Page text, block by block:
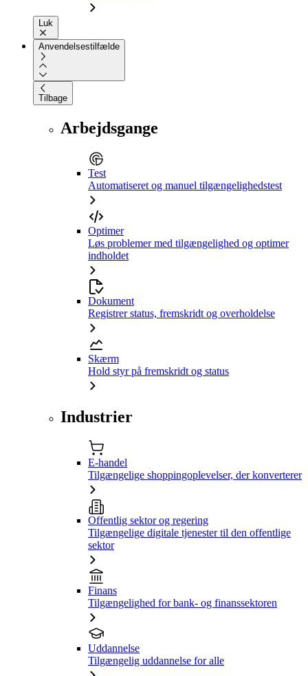
Luk
Anvendelsestilfælde
Tilbage
Arbejdsgange
Test
Automatiseret og manuel tilgængelighedstest
Optimer
Løs problemer med tilgængelighed og optimer
indholdet
Dokument
Registrer status, fremskridt og overholdelse
Skærm
Hold styr på fremskridt og status
Industrier
E-handel
Tilgængelige shoppingoplevelser, der konverterer
Offentlig sektor og regering
Tilgængelige digitale tjenester til den offentlige
sektor
Finans
Tilgængelighed for bank- og finanssektoren
Uddannelse
Tilgængelig uddannelse for alle